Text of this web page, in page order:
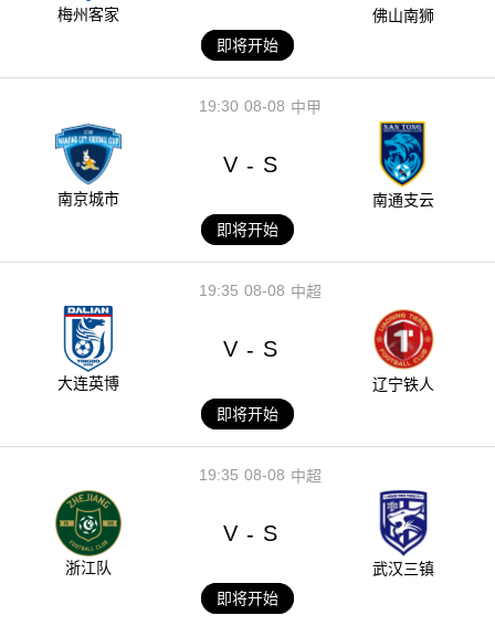
梅州客家
佛山南狮
即将开始
08-08
19:30 中甲
南京城市
V - S
南通支云
即将开始
08-08
19:35 中超
大连英博
V - S
辽宁铁人
即将开始
08-08
19:35 中超
浙江队
V - S
武汉三镇
即将开始